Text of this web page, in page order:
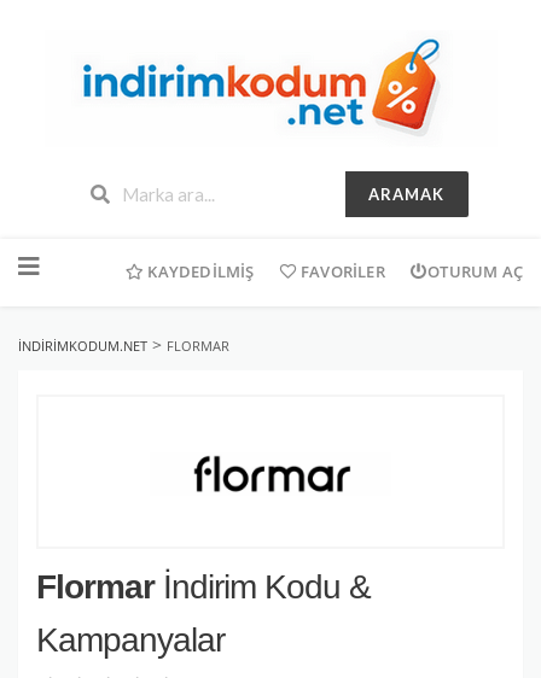
ARAMAK
geç
KAYDEDILMIŞ FAVORILER OTURUM AÇ
INDIRIMKODUM.NET > FLORMAR
Flormarİndirim Kodu &
Kampanyalar